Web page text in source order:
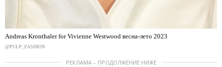
Andreas Kronthaler for Vivienne Westwood весна-лето 2023
@PULP_FASHION
РЕКЛАМА – ПРОДОЛЖЕНИЕ НИЖЕ